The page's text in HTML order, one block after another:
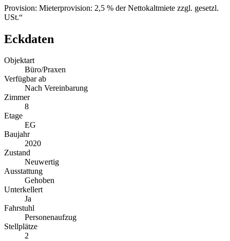
Provision: Mieterprovision: 2,5 % der Nettokaltmiete zzgl. gesetzl.
USt.“
Eckdaten
Objektart
Büro/Praxen
Verfügbar ab
Nach Vereinbarung
Zimmer
8
Etage
EG
Baujahr
2020
Zustand
Neuwertig
Ausstattung
Gehoben
Unterkellert
Ja
Fahrstuhl
Personenaufzug
Stellplätze
2